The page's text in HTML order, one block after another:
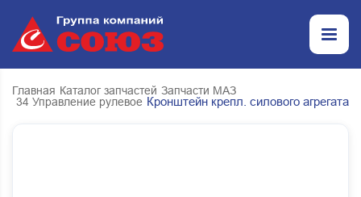
Главная Каталог запчастей Запчасти МАЗ
34 Управление рулевое Кронштейн крепл. силового агрегата